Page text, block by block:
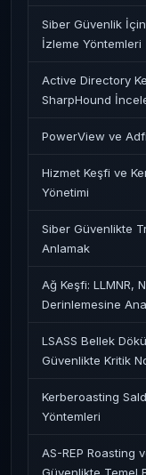
Siber Güvenlik İçin
İzleme Yöntemleri
Active Directory
SharpHound
PowerView ve
Hizmet Keşfi ve
Yönetimi
Siber Güvenlikte
Anlamak
Ağ Keşfi: LLMNR,
Derinlemesine
LSASS Bellek
Güvenlikte Kritik
Kerberoasting
Yöntemleri
AS-REP Roasting